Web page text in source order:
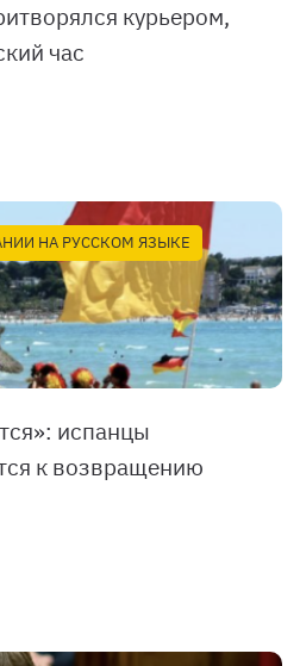
курьером,
час
НА РУССКОМ ЯЗЫКЕ
испанцы
к возвращению